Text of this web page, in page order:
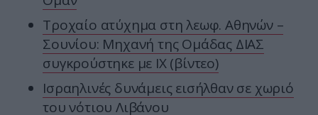
Τροχαίο ατύχημα στη λεωφ. Αθηνών –
Σουνίου: Μηχανή της Ομάδας ΔΙΑΣ
συγκρούστηκε με ΙΧ (βίντεο)
Ισραηλινές δυνάμεις εισήλθαν σε χωριό
του νότιου Λιβάνου